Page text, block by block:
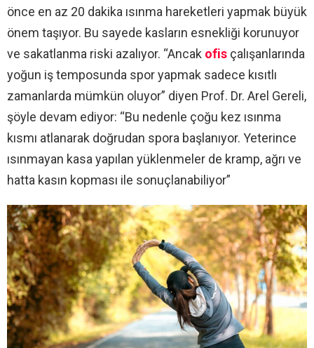
önce en az 20 dakika ısınma hareketleri yapmak büyük
önem taşıyor. Bu sayede kasların esnekliği korunuyor
ve sakatlanma riski azalıyor. “Ancak ofis çalışanlarında
yoğun iş temposunda spor yapmak sadece kısıtlı
zamanlarda mümkün oluyor” diyen Prof. Dr. Arel Gereli,
şöyle devam ediyor: “Bu nedenle çoğu kez ısınma
kısmı atlanarak doğrudan spora başlanıyor. Yeterince
ısınmayan kasa yapılan yüklenmeler de kramp, ağrı ve
hatta kasın kopması ile sonuçlanabiliyor”